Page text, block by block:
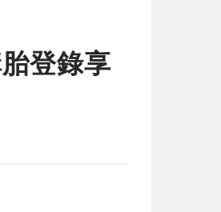
登錄享